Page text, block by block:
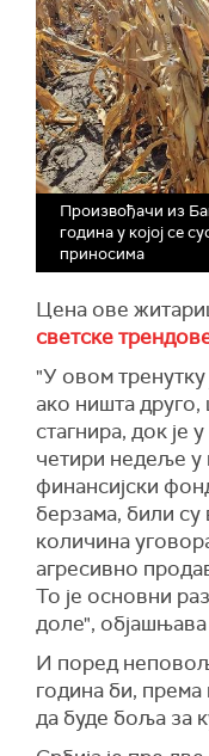
Произвођачи из
година у којој се
приносима
Цена ове
светске
"У овом
ако ништа друго,
стагнира, док је
четири недеље у
финансијски
берзама, били
количина
агресивно
То је основни
доле",
И поред
година би,
да буде боља за